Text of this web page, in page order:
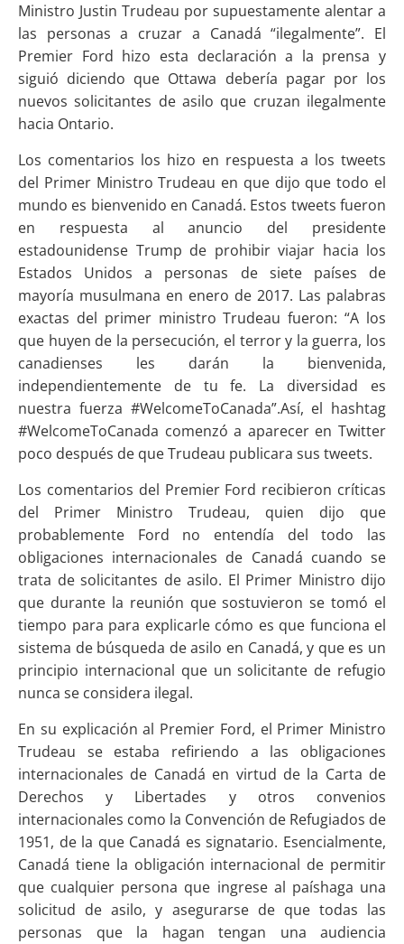
Ministro Justin Trudeau por supuestamente alentar a
las personas a cruzar a Canadá “ilegalmente”. El
Premier Ford hizo esta declaración a la prensa y
siguió diciendo que Ottawa debería pagar por los
nuevos solicitantes de asilo que cruzan ilegalmente
hacia Ontario.
Los comentarios los hizo en respuesta a los tweets
del Primer Ministro Trudeau en que dijo que todo el
mundo es bienvenido en Canadá. Estos tweets fueron
en respuesta al anuncio del presidente
estadounidense Trump de prohibir viajar hacia los
Estados Unidos a personas de siete países de
mayoría musulmana en enero de 2017. Las palabras
exactas del primer ministro Trudeau fueron: “A los
que huyen de la persecución, el terror y la guerra, los
canadienses les darán la bienvenida,
independientemente de tu fe. La diversidad es
nuestra fuerza #WelcomeToCanada”.Así, el hashtag
#WelcomeToCanada comenzó a aparecer en Twitter
poco después de que Trudeau publicara sus tweets.
Los comentarios del Premier Ford recibieron críticas
del Primer Ministro Trudeau, quien dijo que
probablemente Ford no entendía del todo las
obligaciones internacionales de Canadá cuando se
trata de solicitantes de asilo. El Primer Ministro dijo
que durante la reunión que sostuvieron se tomó el
tiempo para para explicarle cómo es que funciona el
sistema de búsqueda de asilo en Canadá, y que es un
principio internacional que un solicitante de refugio
nunca se considera ilegal.
En su explicación al Premier Ford, el Primer Ministro
Trudeau se estaba refiriendo a las obligaciones
internacionales de Canadá en virtud de la Carta de
Derechos y Libertades y otros convenios
internacionales como la Convención de Refugiados de
1951, de la que Canadá es signatario. Esencialmente,
Canadá tiene la obligación internacional de permitir
que cualquier persona que ingrese al paíshaga una
solicitud de asilo, y asegurarse de que todas las
personas que la hagan tengan una audiencia